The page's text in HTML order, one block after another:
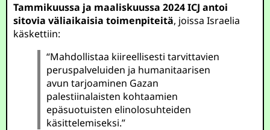
Tammikuussa ja maaliskuussa 2024 ICJ antoi
sitovia väliaikaisia toimenpiteitä, joissa Israelia
käskettiin:
“Mahdollistaa kiireellisesti tarvittavien
peruspalveluiden ja humanitaarisen
avun tarjoaminen Gazan
palestiinalaisten kohtaamien
epäsuotuisten elinolosuhteiden
käsittelemiseksi.”